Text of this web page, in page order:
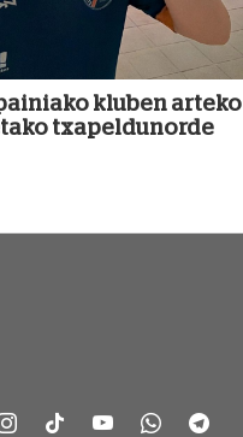
kluben arteko
txapeldunorde